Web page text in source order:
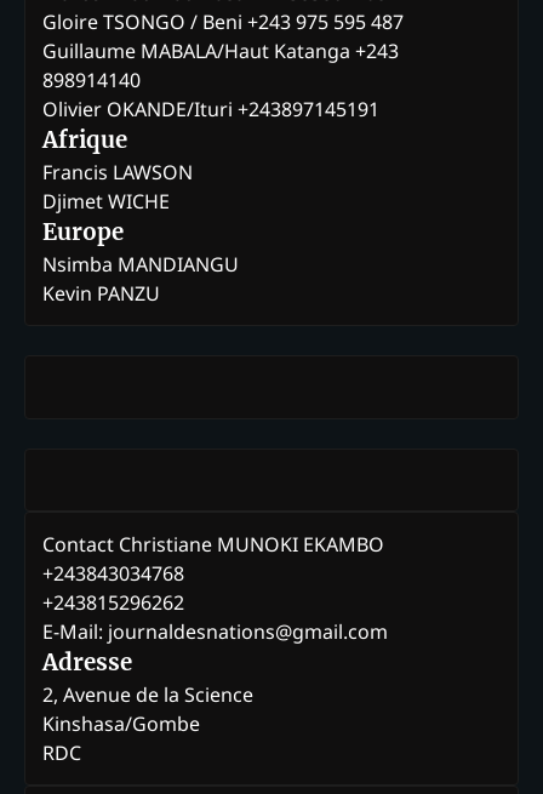
Gloire TSONGO / Beni +243 975 595 487
Guillaume MABALA/Haut Katanga +243
898914140
Olivier OKANDE/Ituri +243897145191
Afrique
Francis LAWSON
Djimet WICHE
Europe
Nsimba MANDIANGU
Kevin PANZU
Contact Christiane MUNOKI EKAMBO
+243843034768
+243815296262
E-Mail: journaldesnations@gmail.com
Adresse
2, Avenue de la Science
Kinshasa/Gombe
RDC